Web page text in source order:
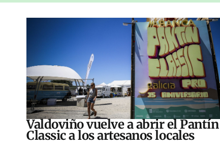
Valdoviño vuelve a abrir el Pantín
Classic a los artesanos locales